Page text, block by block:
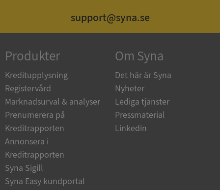
support@syna.se
Produkter
Kreditupplysning
Registervård
Marknadsurval & analyser
Prenumerera på
Kreditrapporten
Annonsera i
Kreditrapporten
Syna Sigill
Syna Easy kundportal
Om Syna
Det här är Syna
Nyheter
Lediga tjänster
Pressmaterial
Linkedin
Microsoft
Corporation
.syna.se
__RequestVerificationToken